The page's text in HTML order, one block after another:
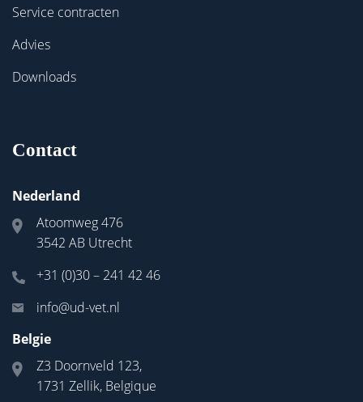
Service contracten
Advies
Downloads
Contact
Nederland
Atoomweg 476
3542 AB Utrecht
+31 (0)30 – 241 42 46
info@ud-vet.nl
Belgie
Z3 Doornveld 123,
1731 Zellik, Belgique